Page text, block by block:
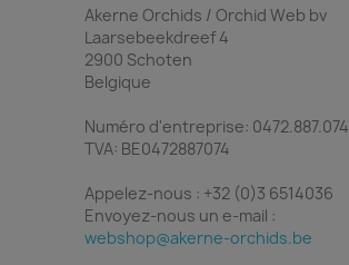
Akerne Orchids / Orchid Web bv
Laarsebeekdreef 4
2900 Schoten
Belgique
Numéro d'entreprise: 0472.887.074
TVA: BE0472887074
Appelez-nous : +32 (0)3 6514036
Envoyez-nous un e-mail :
webshop@akerne-orchids.be